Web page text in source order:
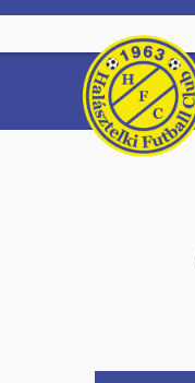
Skip
content